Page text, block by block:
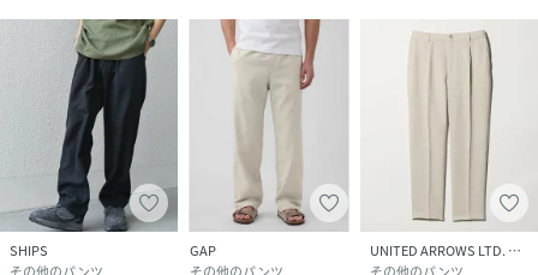
ブラック：身長175cm 着用サイズ：L
性別タイプ
原産国
素材 リネン100%
サイズ S、M、L、XL
SHIPS
GAP
UNITED ARROWS LTD. OUTLET